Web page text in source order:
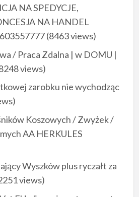
NA SPEDYCJE,
NA HANDEL
(8463 views)
/ Praca Zdalna | w DOMU |
views)
zarobku nie wychodząc
Koszowych / Zwyżek /
AA HERKULES
Wyszków plus ryczałt za
views)